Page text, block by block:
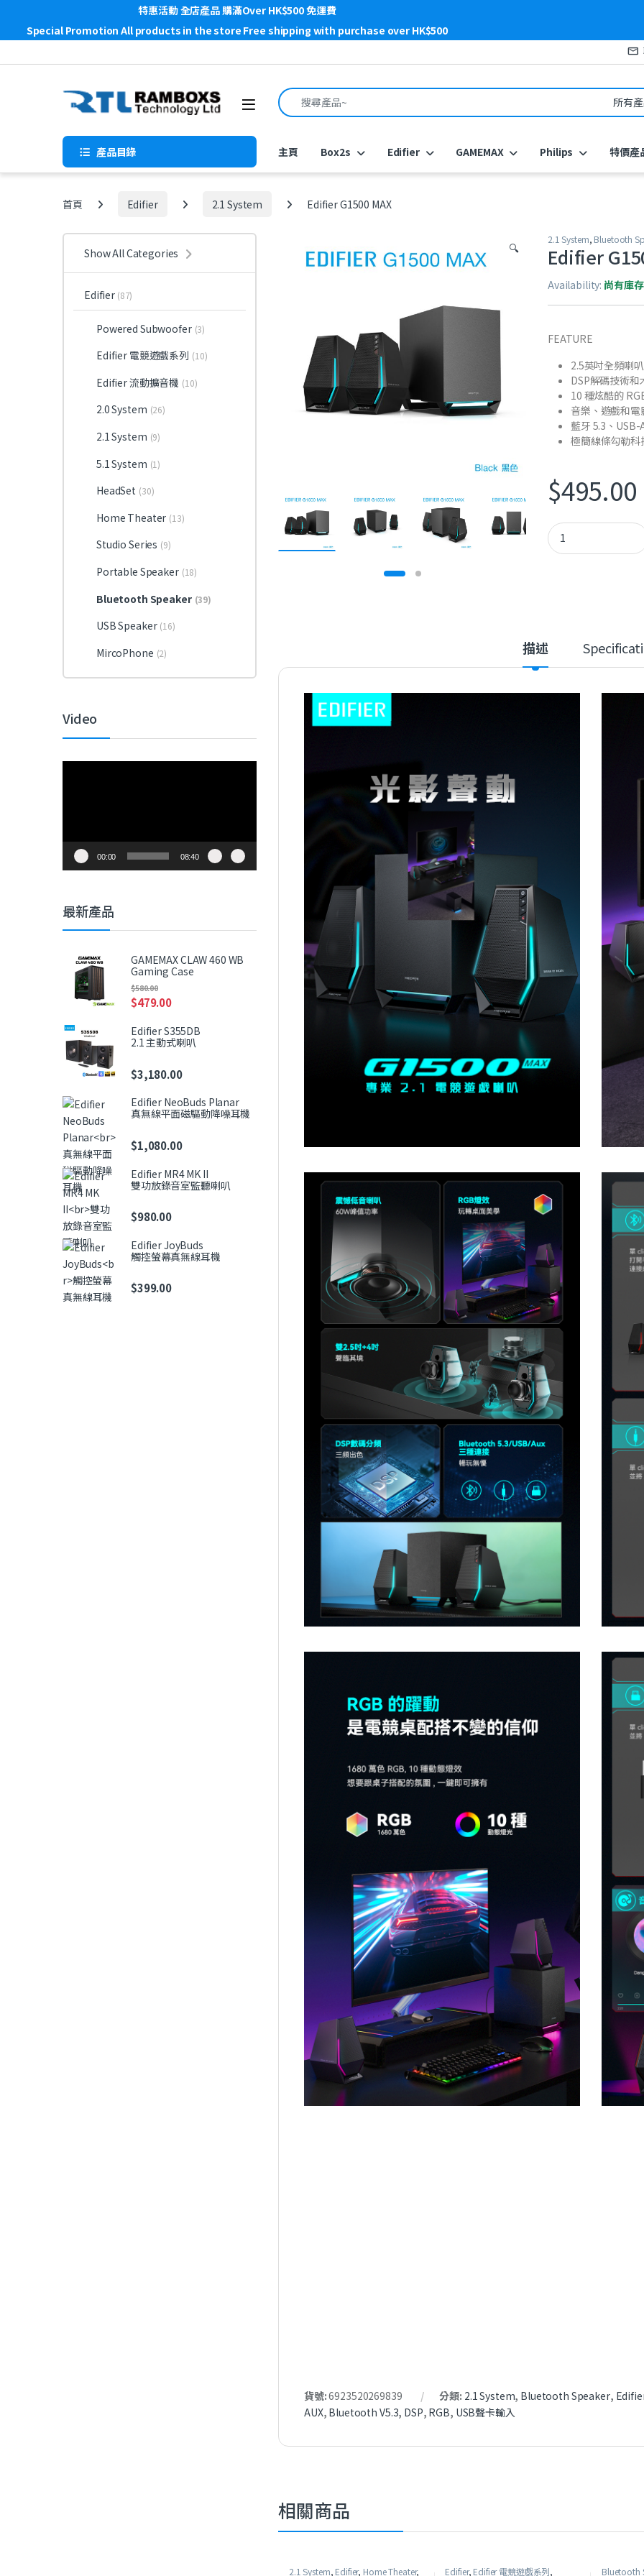
特惠活動 全店產品 購滿Over HK$500 免運費
Special Promotion All products in the store Free shipping with purchase over HK$500
Skip to navigation
Skip to content
Open Search for:
產品目錄 主頁 Box2s Edifier GAMEMAX Philips 特價產
首頁 Edifier 2.1 System Edifier G1500 MAX
🔍
2.1 System, Bluetooth
Edifier
Availability: 尚有庫存
FEATURE
2.5英吋全頻喇
DSP解碼技術
10 種炫酷的
音樂、遊戲和
藍牙 5.3、
極簡線條勾勒
$495.00
Edifier G1500 MAX
描述
貨號:6923520269839 分類: 2.1 System, Bluetooth Speaker,
AUX, Bluetooth V5.3, DSP, RGB, USB聲卡輸入
相關商品
2.1 System, Edifier, Home Theater, Edifier, Edifier 電競遊戲系列, Bluetooth
Show All Categories
Edifier (87)
Powered Subwoofer (3)
Edifier 電競遊戲系列 (10)
Edifier 流動擴音機 (10)
2.0 System (26)
2.1 System (9)
5.1 System (1)
HeadSet (30)
Home Theater (13)
Studio Series (9)
Portable Speaker (18)
Bluetooth Speaker (39)
USB Speaker (16)
MircoPhone (2)
Video
00:00 08:40
最新產品
GAMEMAX CLAW 460 WB
Gaming Case
$479.00
$580.00
Edifier S355DB
2.1 主動式喇叭
$3,180.00
Edifier NeoBuds Planar
真無線平面磁驅動降噪耳機
$1,080.00
Edifier MR4 MK II
雙功放錄音室監聽喇叭
$980.00
Edifier JoyBuds
觸控螢幕真無線耳機
$399.00